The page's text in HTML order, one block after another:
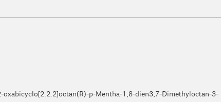
p-Mentha-1,8-dien3,7-Dimethyloctan-3-